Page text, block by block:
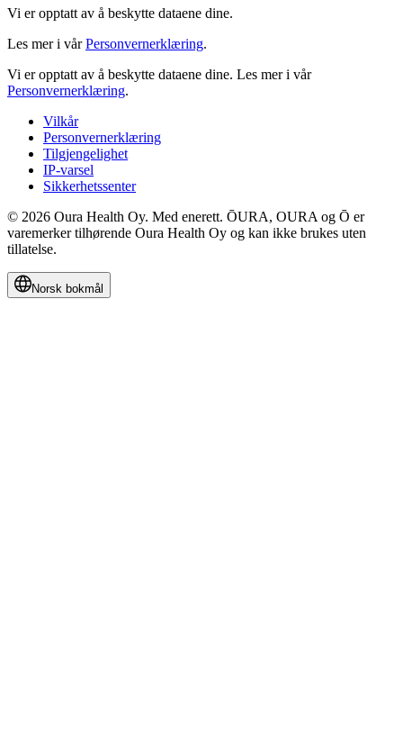
Vi er opptatt av å beskytte dataene dine.
Les mer i vårPersonvernerklæring.
Vi er opptatt av å beskytte dataene dine. Les mer i vår
Personvernerklæring.
Vilkår
Personvernerklæring
Tilgjengelighet
IP-varsel
Sikkerhetssenter
© 2026 Oura Health Oy. Med enerett. ŌURA, OURA og Ō er
varemerker tilhørende Oura Health Oy og kan ikke brukes uten
tillatelse.
Norsk bokmål